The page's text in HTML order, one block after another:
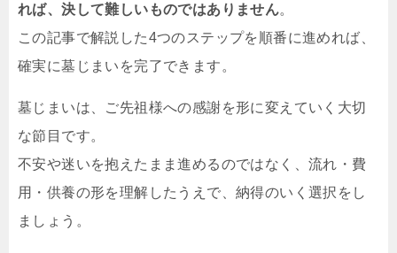
れば、決して難しいものではありません。
この記事で解説した4つのステップを順番に進めれば、
確実に墓じまいを完了できます。
墓じまいは、ご先祖様への感謝を形に変えていく大切
な節目です。
不安や迷いを抱えたまま進めるのではなく、流れ・費
用・供養の形を理解したうえで、納得のいく選択をし
ましょう。